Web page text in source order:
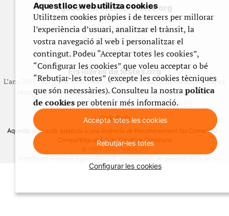
Ajuda a fer créixer festes.org
Feste’n editor/contribuidor
Subscriu-t’hi/Feste’n mecenes
Contracta publicitat
Fes un donatiu puntual
Els llibres de festes.org
L’any 2012 vam posar en marxa una col·lecció editorial en format paper,
recuperant i ampliant materials que fins aleshores havien estat
exclusivament accessibles al nostre espai web. [+]
Aquesta obra està subjecta a una llicència de Reconeixement No Comercial -
CompartirIgual 4.0 de Creative Commons
© 1999-2026 festes.org
Aquest lloc web utilitza cookies
Utilitzem cookies pròpies i de tercers per millorar
l’experiència d’usuari, analitzar el trànsit, la
vostra navegació al web i personalitzar el
contingut. Podeu “Acceptar totes les cookies”,
“Configurar les cookies” que voleu acceptar o bé
“Rebutjar-les totes” (excepte les cookies tècniques
que són necessàries). Consulteu la nostrapolítica
de cookiesper obtenir més informació.
Accepta totes les cookies
Rebutjar-les totes
Configurar les cookies